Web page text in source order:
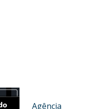
Agência